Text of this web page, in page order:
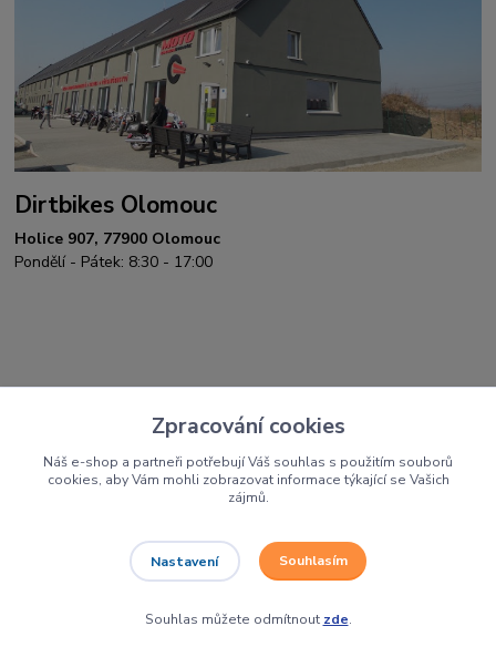
Dirtbikes Olomouc
Holice 907, 77900 Olomouc
Pondělí - Pátek: 8:30 - 17:00
Jsme autorizovaní prodejci a servis těchto
Zpracování cookies
Náš e-shop a partneři potřebují Váš souhlas s použitím souborů
cookies, aby Vám mohli zobrazovat informace týkající se Vašich
zájmů.
Nastavení Souhlasím
Souhlas můžete odmítnout zde.